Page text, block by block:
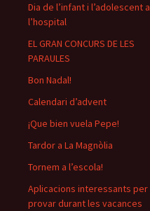
Dia de l’infant i l’adolescent a
l’hospital
EL GRAN CONCURS DE LES
PARAULES
Bon Nadal!
Calendari d’advent
¡Que bien vuela Pepe!
Tardor a La Magnòlia
Tornem a l’escola!
Aplicacions interessants per
provar durant les vacances